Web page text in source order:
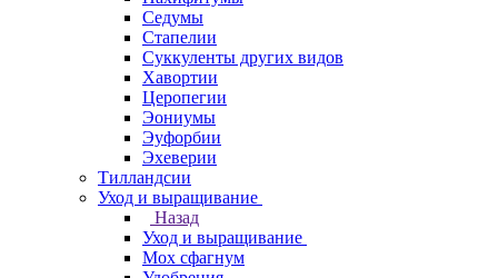
Седумы
Стапелии
Суккуленты других видов
Хавортии
Церопегии
Эониумы
Эуфорбии
Эхеверии
Тилландсии
Уход и выращивание
Назад
Уход и выращивание
Мох сфагнум